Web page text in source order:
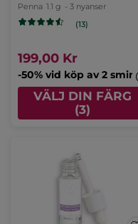
Penna 1.1 g - 3 nyanser
(13)
199,00 Kr
-50% vid köp av 2
VÄLJ DIN FÄRG
(3)